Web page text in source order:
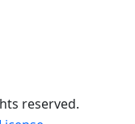
reserved.